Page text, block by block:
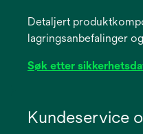
newDetaljert
lagringsanbefalinger
Søk etter
Kundeservice